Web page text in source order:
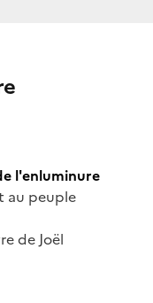
l'enluminure
au peuple
de Joël